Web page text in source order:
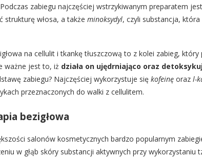
zabiegu najczęściej wstrzykiwanym preparatem
strukturę włosa, a także minoksydyl, czyli substancja,
na cellulit i tkankę tłuszczową to z kolei zabieg, który
ważne jest to, iż działa on ujędrniająco oraz
zabiegu? Najczęściej wykorzystuje się kofeinę oraz l-
przeznaczonych do walki z cellulitem.
bezigłowa
salonów kosmetycznych bardzo popularnym
w głąb skóry substancji aktywnych przy wykorzystaniu